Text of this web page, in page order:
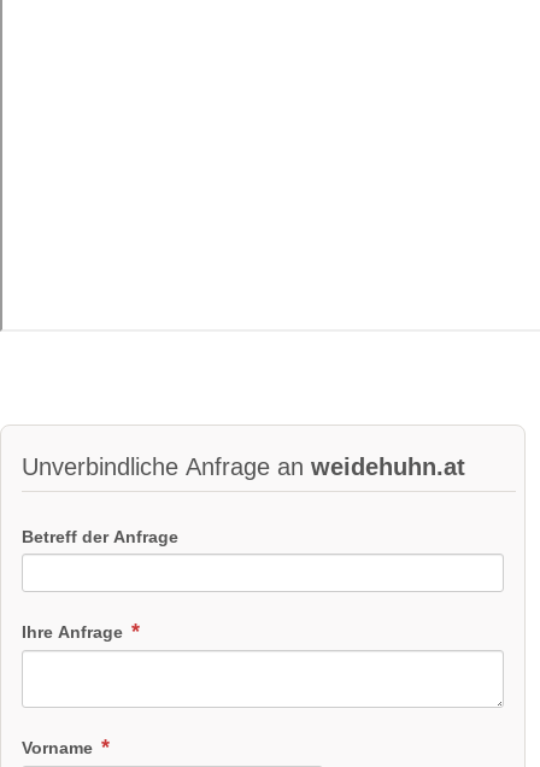
Unverbindliche Anfrage an weidehuhn.at
Betreff der Anfrage
Ihre Anfrage
Vorname